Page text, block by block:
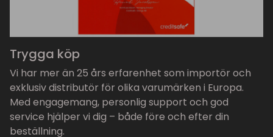
Trygga köp
Vi har mer än 25 års erfarenhet som importör och
exklusiv distributör för olika varumärken i Europa.
Med engagemang, personlig support och god
service hjälper vi dig – både före och efter din
beställning.